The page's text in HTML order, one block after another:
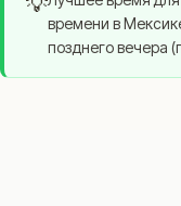
времени в
позднего вечера